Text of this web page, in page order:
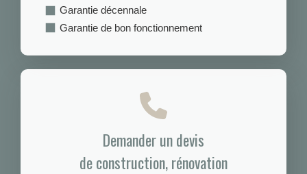
Garantie décennale
Garantie de bon fonctionnement
Demander un devis
de construction, rénovation